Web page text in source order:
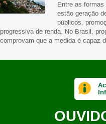
Entre as
estão geração
públicos,
progressiva de renda. No Brasil,
comprovam que a medida é capaz